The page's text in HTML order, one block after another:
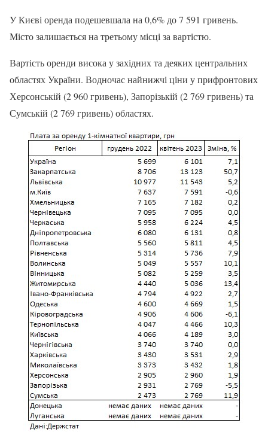
У Києві оренда подешевшала на 0,6% до 7 591 гривень.
Місто залишається на третьому місці за вартістю.
Вартість оренди висока у західних та деяких центральних
областях України. Водночас найнижчі ціни у прифронтових
Херсонській (2 960 гривень), Запорізькій (2 769 гривень) та
Сумській (2 769 гривень) областях.